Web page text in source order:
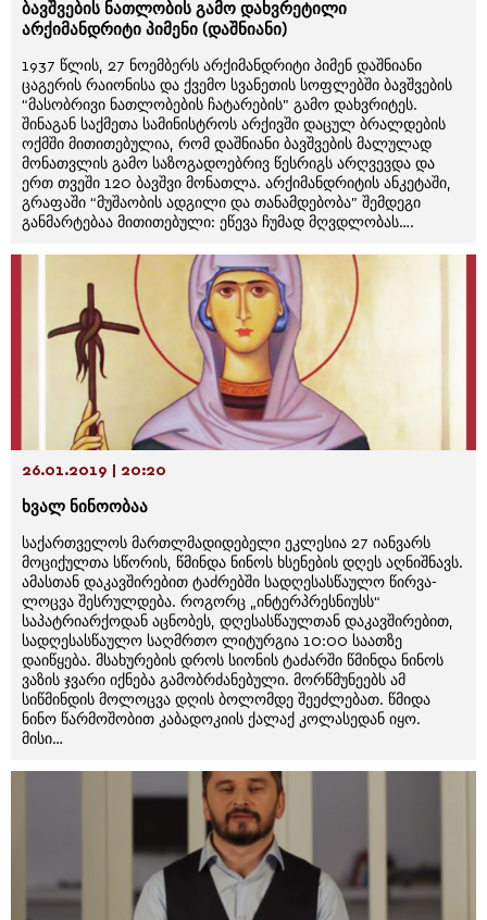
ბავშვების ნათლობის გამო დახვრეტილი
არქიმანდრიტი პიმენი (დაშნიანი)
1937 წლის, 27 ნოემბერს არქიმანდრიტი პიმენ დაშნიანი
ცაგერის რაიონისა და ქვემო სვანეთის სოფლებში ბავშვების
“მასობრივი ნათლობების ჩატარების” გამო დახვრიტეს.
შინაგან საქმეთა სამინისტროს არქივში დაცულ ბრალდების
ოქმში მითითებულია, რომ დაშნიანი ბავშვების მალულად
მონათვლის გამო საზოგადოებრივ წესრიგს არღვევდა და
ერთ თვეში 120 ბავშვი მონათლა. არქიმანდრიტის ანკეტაში,
გრაფაში “მუშაობის ადგილი და თანამდებობა” შემდეგი
განმარტებაა მითითებული: ეწევა ჩუმად მღვდლობას….
26.01.2019 | 20:20
ხვალ ნინოობაა
საქართველოს მართლმადიდებელი ეკლესია 27 იანვარს
მოციქულთა სწორის, წმინდა ნინოს ხსენების დღეს აღნიშნავს.
ამასთან დაკავშირებით ტაძრებში სადღესასწაულო წირვა-
ლოცვა შესრულდება. როგორც „ინტერპრესნიუსს“
საპატრიარქოდან აცნობეს, დღესასწაულთან დაკავშირებით,
სადღესასწაულო საღმრთო ლიტურგია 10:00 საათზე
დაიწყება. მსახურების დროს სიონის ტაძარში წმინდა ნინოს
ვაზის ჯვარი იქნება გამობრძანებული. მორწმუნეებს ამ
სიწმინდის მოლოცვა დღის ბოლომდე შეეძლებათ. წმიდა
ნინო წარმოშობით კაბადოკიის ქალაქ კოლასედან იყო.
მისი…